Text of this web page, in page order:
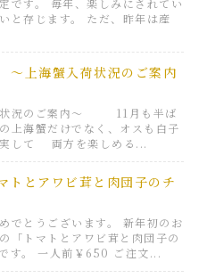
です。 毎年、楽しみにされてい
と存じます。 ただ、昨年は産
～上海蟹入荷状況のご案内
状況のご案内～ 11月も半ば
上海蟹だけでなく、オスも白子
実して 両方を楽しめる...
トとアワビ茸と肉団子のチ
でとうございます。 新年初のお
「トマトとアワビ茸と肉団子の
す。 一人前￥650 ご注文...